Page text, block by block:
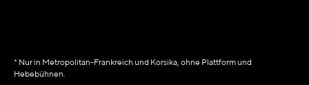
* Nur in Metropolitan-Frankreich und Korsika, ohne Plattform und
Hebebühnen.